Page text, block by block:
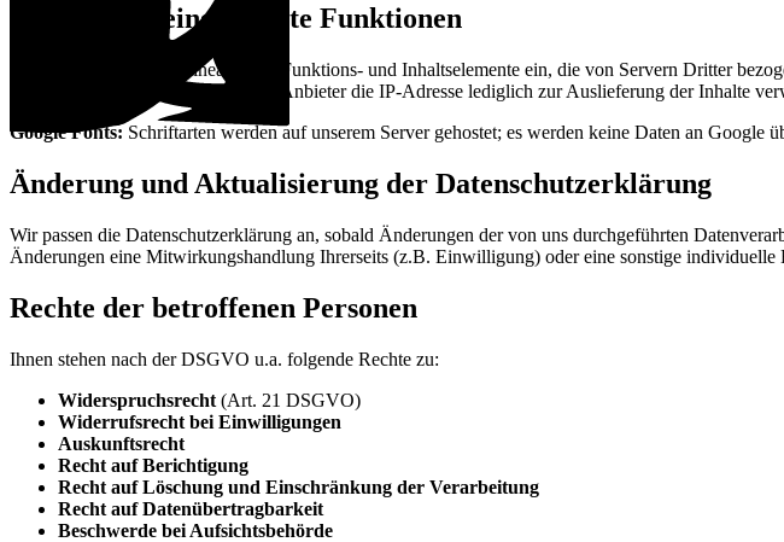
Plugins und eingebettete Funktionen
Wir binden in unser Onlineangebot Funktions- und Inhaltselemente ein, die von Servern Dritter
setzen nur solche Inhalte ein, deren Anbieter die IP-Adresse lediglich zur Auslieferung der Inhalte
Google Fonts: Schriftarten werden auf unserem Server gehostet; es werden keine Daten an Google
Änderung und Aktualisierung der Datenschutzerklärung
Wir passen die Datenschutzerklärung an, sobald Änderungen der von uns durchgeführten
Änderungen eine Mitwirkungshandlung Ihrerseits (z.B. Einwilligung) oder eine sonstige
Rechte der betroffenen Personen
Ihnen stehen nach der DSGVO u.a. folgende Rechte zu:
Widerspruchsrecht (Art. 21 DSGVO)
Widerrufsrecht bei Einwilligungen
Auskunftsrecht
Recht auf Berichtigung
Recht auf Löschung und Einschränkung der Verarbeitung
Recht auf Datenübertragbarkeit
Beschwerde bei Aufsichtsbehörde